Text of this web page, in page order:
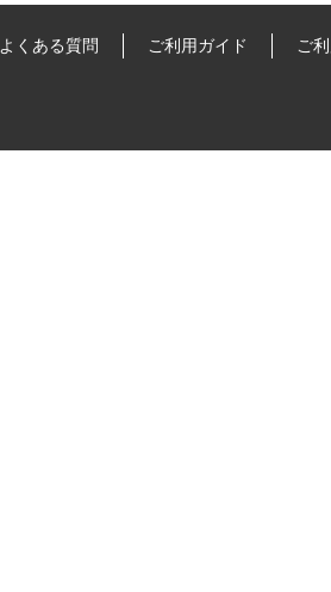
よくある質問 ご利用ガイド ご